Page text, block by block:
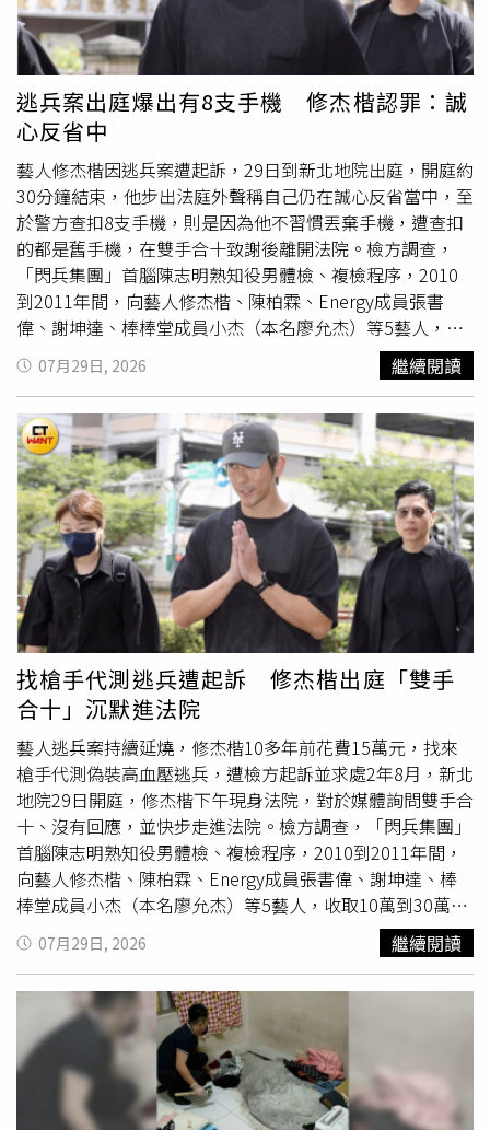
摸、在你的床上，或是坐在你的大腿上」、「我沒放棄畢業
前可以像貓一樣坐在你大腿上的渴望」。女學生還寄英文信
給教授：「I get please from subjugating tall and large-
sized guys like you.（我喜歡征服像你這樣高大的人）」、
「You will be conquered and be my trophy someday. I
long for having you.（總有一天你會被我征服，成為我的戰
利品。我渴望擁有你）」。男教授無意師生戀，女學生負面
情緒漸趨高漲，信中出現暴力語言，她曾多次有帶刀子到校
隨機砍人的念頭，因為她想把對於教授的不滿遷怒陌生人，
還埋怨教授不願回應她的需求卻關照別人，讓她很挫折。女
學生不只寄信給男教授，也寄給教授的助教，信件尺度更加
18禁，像是：「畢業前一定女上男下Ｘ爆他，實同文字的Ｘ
你老師」、「我很喜歡他，所以更是渴望聽見他痛苦的哀嚎
與刺激的Ｘ叫聲」、「我在心中拿刀子割他的臉，劃到無法
辨識他是誰，劃完再Ｘ他，這個幻想無法停止。」女學生甚
至告知助教「想殺掉你和老師，然後吃掉你們的身體」。東
吳大學輔導老師也收過恐嚇信，女學生提及一直想把男教授
分屍，「想到他那麼高還會怕我就異常興奮」、「不知道怎
樣他才會乖乖讓我Ｘ，把他變屍體太可惜。我就愛看喜歡的
人痛苦」。女學生曾寫信提到，想潑咖啡到教授的西裝上、
想在課堂上對教授噴辣椒水，不過實際付諸行動既非咖啡也
不是辣椒水，2024年4月29日上午9點多，女學生前往教授
研究室，在門口把瓶裝可樂倒出來以宣洩怒氣。受害男教授
感到極度困擾恐懼，向中正二分局報案，檢警以妨害自由、
違反《跟蹤騷擾防制法》偵辦起訴。女學生認罪認得很乾
脆，在北院開準備庭 時坦承犯行，法官改以簡式審判程序進
行，考量女學生情緒控管不佳又無法理性思考、尊重男教授
的意願，以違反對方意願的方式接近、騷擾，造成教授心生
畏懼、日常生活及社會活動遭受影響，雖有意願調解，不過
雙方對賠償金額沒達成共識，女學生沒得到男教授的原諒，
因此量處有期徒刑6月，並諭知易科罰金以1千元折算1日。
本件有罪判決尚未確定，可上訴至高等法院。
逃兵案出庭爆出有8支手機 修杰楷認罪：誠
心反省中
藝人修杰楷因逃兵案遭起訴，29日到新北地院出庭，開庭約
30分鐘結束，他步出法庭外聲稱自己仍在誠心反省當中，至
於警方查扣8支手機，則是因為他不習慣丟棄手機，遭查扣
的都是舊手機，在雙手合十致謝後離開法院。檢方調查，
「閃兵集團」首腦陳志明熟知役男體檢、複檢程序，2010
到2011年間，向藝人修杰楷、陳柏霖、Energy成員張書
偉、謝坤達、棒棒堂成員小杰（本名廖允杰）等5藝人，收
取10萬到30萬元費用協助逃兵，全案因王大陸閃兵案東窗
事發，修杰楷等人在2025年遭拘提到案檢方調查，修杰楷
涉嫌在十多年前，花15萬元找槍手代測，偽裝成高血壓試圖
逃兵，但因未達免役標準而於2016年服替代役，後因妻子
賈靜雯懷孕而提前退役，檢方日前起訴並求處2年8月有期徒
刑。新北地院29日召開準備庭，傳喚修杰楷出庭說明，修杰
楷在庭上坦承犯行，表示透過謝坤達認識陳志明，先面交5
萬再匯款10萬元，其律師則辯稱，修杰楷僅從常備役體位變
更為替代役體位，且他是因家庭因素入伍，損害在結果上未
直接發生。修杰楷律師稱，他因服完替代役並取得退伍證
明，自認未犯罪才沒有主動自首，而修杰楷在交保後第一時
間便發文致歉，服役期間還投入多場公益宣導，希望法官能
給予6月以下徒刑並緩刑宣告。庭審過程約半小時結束，修
杰楷在法院外稱自己這段時間「在誠心反省中，尊重司
法」，接下來還是要繼續反省，遭查扣的8支手機都是他的
舊手機，隨後雙手合十致謝便快步離開法院。
07月29日, 2026 繼續閱讀
找槍手代測逃兵遭起訴 修杰楷出庭「雙手
合十」沉默進法院
藝人逃兵案持續延燒，修杰楷10多年前花費15萬元，找來
槍手代測偽裝高血壓逃兵，遭檢方起訴並求處2年8月，新北
地院29日開庭，修杰楷下午現身法院，對於媒體詢問雙手合
十、沒有回應，並快步走進法院。檢方調查，「閃兵集團」
首腦陳志明熟知役男體檢、複檢程序，2010到2011年間，
向藝人修杰楷、陳柏霖、Energy成員張書偉、謝坤達、棒
棒堂成員小杰（本名廖允杰）等5藝人，收取10萬到30萬元
費用協助逃兵，全案因王大陸閃兵案東窗事發，修杰楷等人
在2025年遭拘提到案檢方調查，修杰楷涉嫌在十多年前，
花15萬元找槍手代測，偽裝成高血壓試圖逃兵，但因未達免
役標準而於2016年服替代役，後因妻子賈靜雯懷孕而提前
退役，檢方日前起訴並求處2年8月有期徒刑。新北地院29
日召開準備庭，傳喚修杰楷出庭說明，他在下午2時許現身
法院，對於媒體詢問是否認罪未有回應，雙手合十、點頭致
意後便快步進入法院。
07月29日, 2026 繼續閱讀